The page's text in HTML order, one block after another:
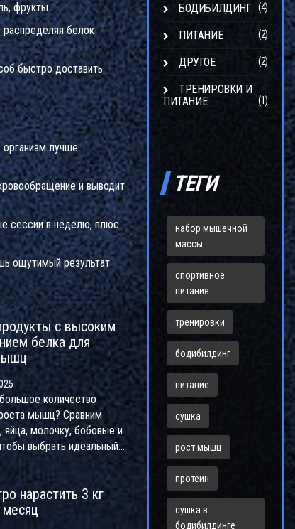
фрукты.
белок
быстро доставить
организм лучше
и выводит
сессии в неделю, плюс
ощутимый результат
с высоким
белка для
количество
мышц? Сравним
яйца, молочку, бобовые и
выбрать идеальный
набора мышечной массы.
нарастить 3 кг
БОДИБИЛДИНГ (4)
ПИТАНИЕ (2)
ДРУГОЕ (2)
ТРЕНИРОВКИ И
ПИТАНИЕ
(1)
ТЕГИ
набор мышечной
массы
спортивное
питание
тренировки
бодибилдинг
питание
сушка
рост мышц
протеин
сушка в
бодибилдинге